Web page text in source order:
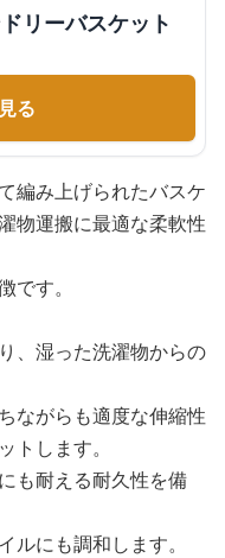
リーバスケット
る
編み上げられたバスケ
物運搬に最適な柔軟性
です。
、湿った洗濯物からの
ながらも適度な伸縮性
トします。
も耐える耐久性を備
ルにも調和します。